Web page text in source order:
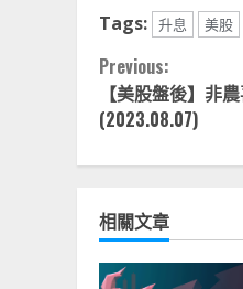
Tags: 升息 美股
Continue
Reading
Previous:
【美股盤後】非
(2023.08.07)
相關文章